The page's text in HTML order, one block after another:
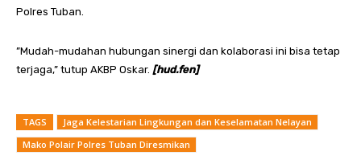
Polres Tuban.
”Mudah-mudahan hubungan sinergi dan kolaborasi ini bisa tetap
terjaga,” tutup AKBP Oskar. [hud.fen]
TAGS
Jaga Kelestarian Lingkungan dan Keselamatan Nelayan
Mako Polair Polres Tuban Diresmikan